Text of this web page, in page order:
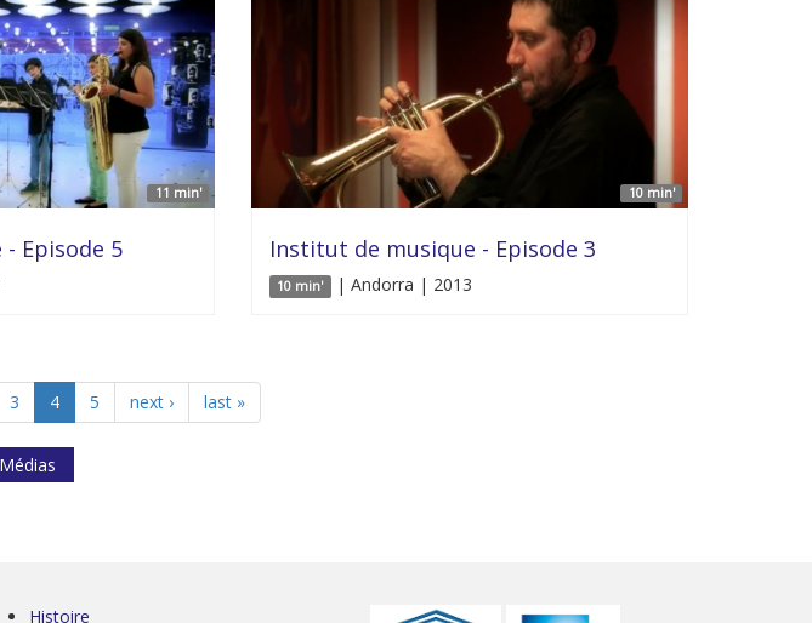
11 min'
Episode 5
10 min'
Institut de musique - Episode 3
10 min' | Andorra | 2013
3 4 5 next › last »
Histoire